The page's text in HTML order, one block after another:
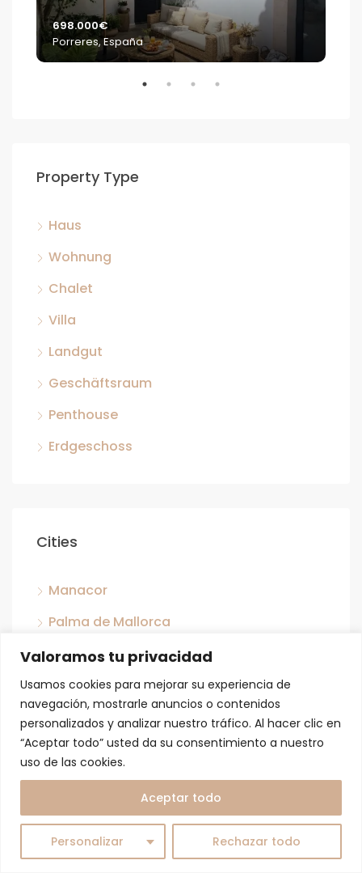
Valoramos tu privacidad
Usamos cookies para mejorar su experiencia de
navegación, mostrarle anuncios o contenidos
personalizados y analizar nuestro tráfico. Al hacer clic en
“Aceptar todo” usted da su consentimiento a nuestro
uso de las cookies.
Personalizar Rechazar todo
Aceptar todo
698.000€
Porreres, España
Property Type
Haus
Wohnung
Chalet
Villa
Landgut
Geschäftsraum
Penthouse
Erdgeschoss
Cities
Manacor
Palma de Mallorca
San José
Capdepera
Llubi
Son Ferriol
Son Servera